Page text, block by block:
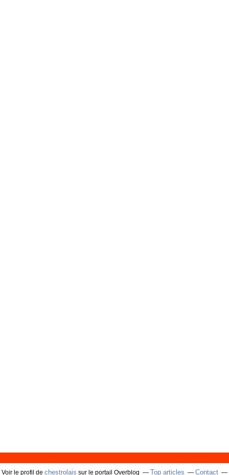
Voir le profil de chestrolais sur le portail Overblog Top articles Contact